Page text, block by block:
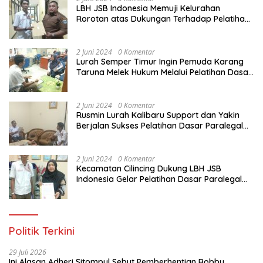
LBH JSB Indonesia Memuji Kelurahan
Rorotan atas Dukungan Terhadap Pelatihan
2 Juni 2024 0 Komentar
Lurah Semper Timur Ingin Pemuda Karang
Taruna Melek Hukum Melalui Pelatihan Dasar
2 Juni 2024 0 Komentar
Rusmin Lurah Kalibaru Support dan Yakin
Berjalan Sukses Pelatihan Dasar Paralegal
2 Juni 2024 0 Komentar
Kecamatan Cilincing Dukung LBH JSB
Indonesia Gelar Pelatihan Dasar Paralegal
Politik Terkini
29 Juli 2026